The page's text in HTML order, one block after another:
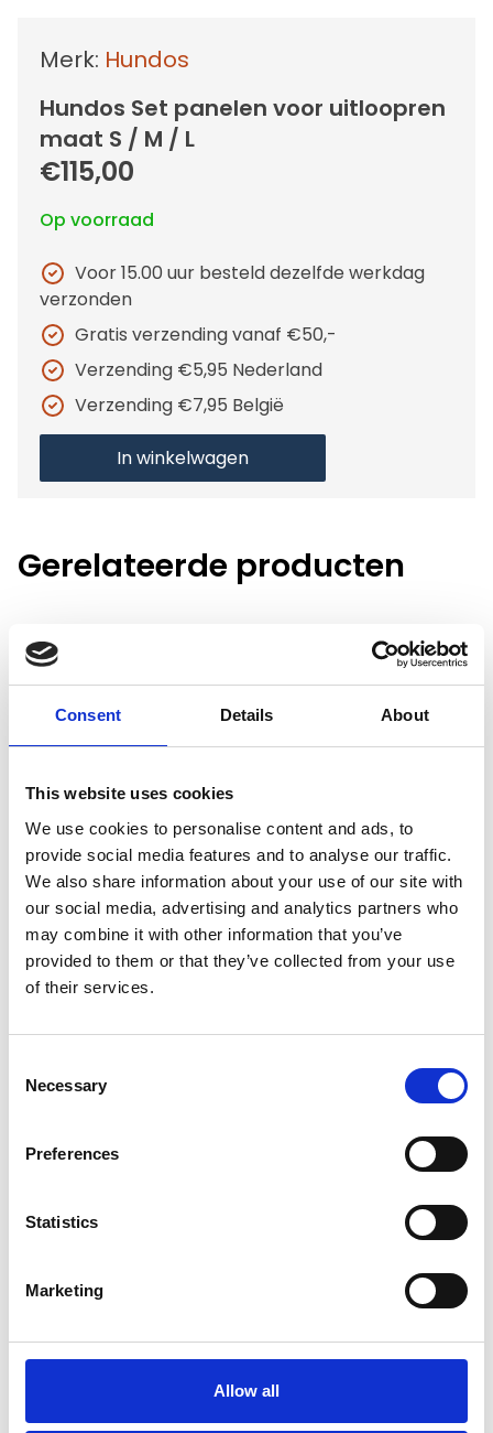
Consent Details About
This website uses cookies
We use cookies to personalise content and ads, to
provide social media features and to analyse our traffic.
We also share information about your use of our site with
our social media, advertising and analytics partners who
may combine it with other information that you’ve
provided to them or that they’ve collected from your use
of their services.
Selection
Necessary
Preferences
Statistics
Marketing
Allow all
Merk: Hundos
Hundos Set panelen voor uitloopren
maat S / M / L
€115,00
Op voorraad
Voor 15.00 uur besteld dezelfde werkdag
verzonden
Gratis verzending vanaf €50,-
Verzending €5,95 Nederland
Verzending €7,95 België
In winkelwagen
Gerelateerde producten
Hundos Werpkist maat L
Voor 15:00 besteld,
€490,00
In winkelwagen
Hundos
In winkelwagen
Hundos Werpkist maat M